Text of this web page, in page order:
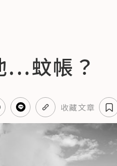
...蚊帳？
收藏文章